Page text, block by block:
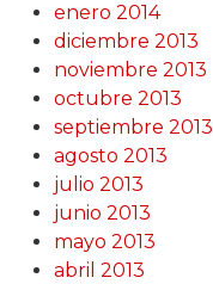
enero 2014
diciembre 2013
noviembre 2013
octubre 2013
septiembre 2013
agosto 2013
julio 2013
junio 2013
mayo 2013
abril 2013